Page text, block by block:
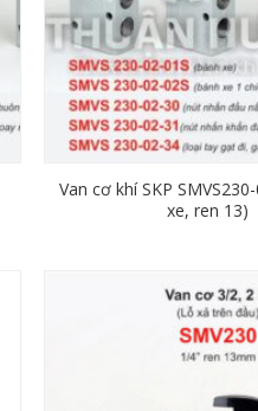
Van cơ khí SKP
xe, ren 13)